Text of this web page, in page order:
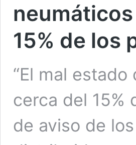
15% de los
“El mal
cerca del 15%
de aviso de